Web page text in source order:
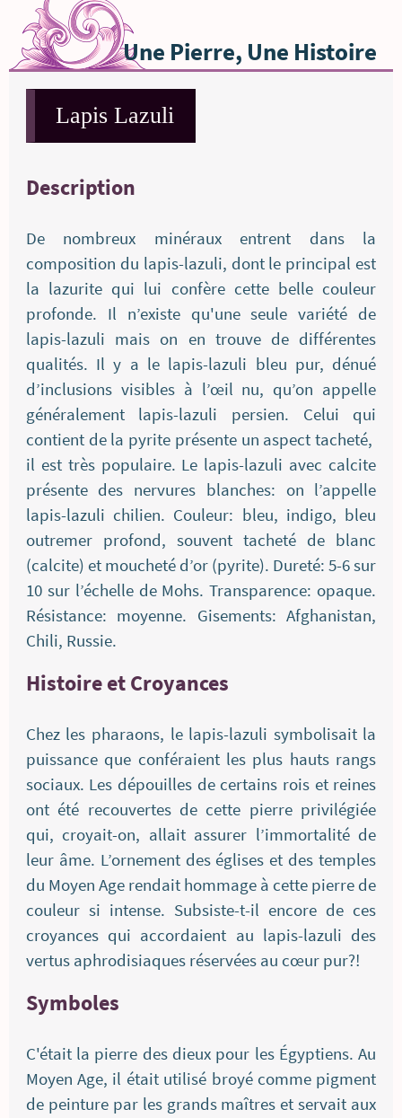
Une Pierre, Une Histoire
Lapis Lazuli
Description
De nombreux minéraux entrent dans la
composition du lapis-lazuli, dont le principal est
la lazurite qui lui confère cette belle couleur
profonde. Il n’existe qu'une seule variété de
lapis-lazuli mais on en trouve de différentes
qualités. Il y a le lapis-lazuli bleu pur, dénué
d’inclusions visibles à l’œil nu, qu’on appelle
généralement lapis-lazuli persien. Celui qui
contient de la pyrite présente un aspect tacheté,
il est très populaire. Le lapis-lazuli avec calcite
présente des nervures blanches: on l’appelle
lapis-lazuli chilien. Couleur: bleu, indigo, bleu
outremer profond, souvent tacheté de blanc
(calcite) et moucheté d’or (pyrite). Dureté: 5-6 sur
10 sur l’échelle de Mohs. Transparence: opaque.
Résistance: moyenne. Gisements: Afghanistan,
Chili, Russie.
Histoire et Croyances
Chez les pharaons, le lapis-lazuli symbolisait la
puissance que conféraient les plus hauts rangs
sociaux. Les dépouilles de certains rois et reines
ont été recouvertes de cette pierre privilégiée
qui, croyait-on, allait assurer l’immortalité de
leur âme. L’ornement des églises et des temples
du Moyen Age rendait hommage à cette pierre de
couleur si intense. Subsiste-t-il encore de ces
croyances qui accordaient au lapis-lazuli des
vertus aphrodisiaques réservées au cœur pur?!
Symboles
C'était la pierre des dieux pour les Égyptiens. Au
Moyen Age, il était utilisé broyé comme pigment
de peinture par les grands maîtres et servait aux